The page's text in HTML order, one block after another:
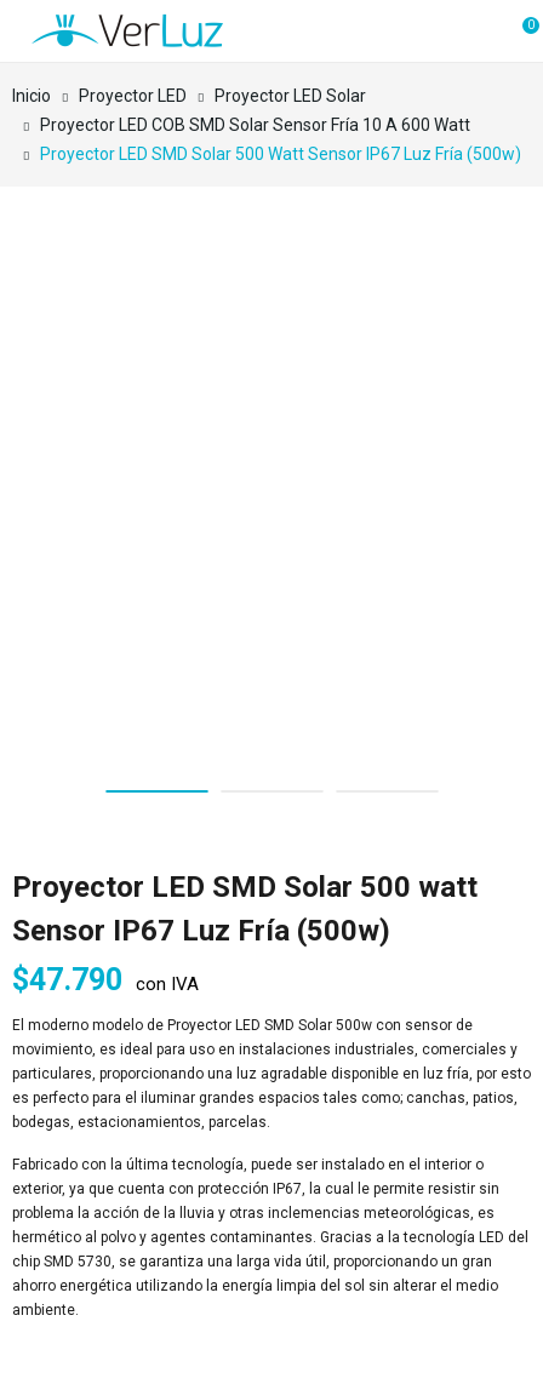
0
Inicio Proyector LED
Proyector LED Solar
Proyector LED COB SMD Solar Sensor Fría 10 A 600 Watt
Proyector LED SMD Solar 500 Watt Sensor IP67 Luz Fría (500w)
Proyector LED SMD Solar 500 watt
Sensor IP67 Luz Fría (500w)
$47.790 con IVA
El moderno modelo de Proyector LED SMD Solar 500w con sensor de
movimiento, es ideal para uso en instalaciones industriales, comerciales y
particulares, proporcionando una luz agradable disponible en luz fría, por esto
es perfecto para el iluminar grandes espacios tales como; canchas, patios,
bodegas, estacionamientos, parcelas.
Fabricado con la última tecnología, puede ser instalado en el interior o
exterior, ya que cuenta con protección IP67, la cual le permite resistir sin
problema la acción de la lluvia y otras inclemencias meteorológicas, es
hermético al polvo y agentes contaminantes. Gracias a la tecnología LED del
chip SMD 5730, se garantiza una larga vida útil, proporcionando un gran
ahorro energética utilizando la energía limpia del sol sin alterar el medio
ambiente.